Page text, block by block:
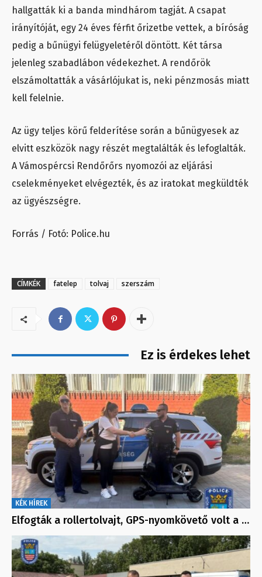
hallgatták ki a banda mindhárom tagját. A csapat
irányítóját, egy 24 éves férfit őrizetbe vettek, a bíróság
pedig a bűnügyi felügyeletéről döntött. Két társa
jelenleg szabadlábon védekezhet. A rendőrök
elszámoltatták a vásárlójukat is, neki pénzmosás miatt
kell felelnie.
Az ügy teljes körű felderítése során a bűnügyesek az
elvitt eszközök nagy részét megtalálták és lefoglalták.
A Vámospércsi Rendőrőrs nyomozói az eljárási
cselekményeket elvégezték, és az iratokat megküldték
az ügyészségre.
Forrás / Fotó: Police.hu
CÍMKÉK fatelep tolvaj szerszám
Ez is érdekes lehet
KÉK HÍREK
Elfogták a rollertolvajt, GPS-nyomkövető volt a …